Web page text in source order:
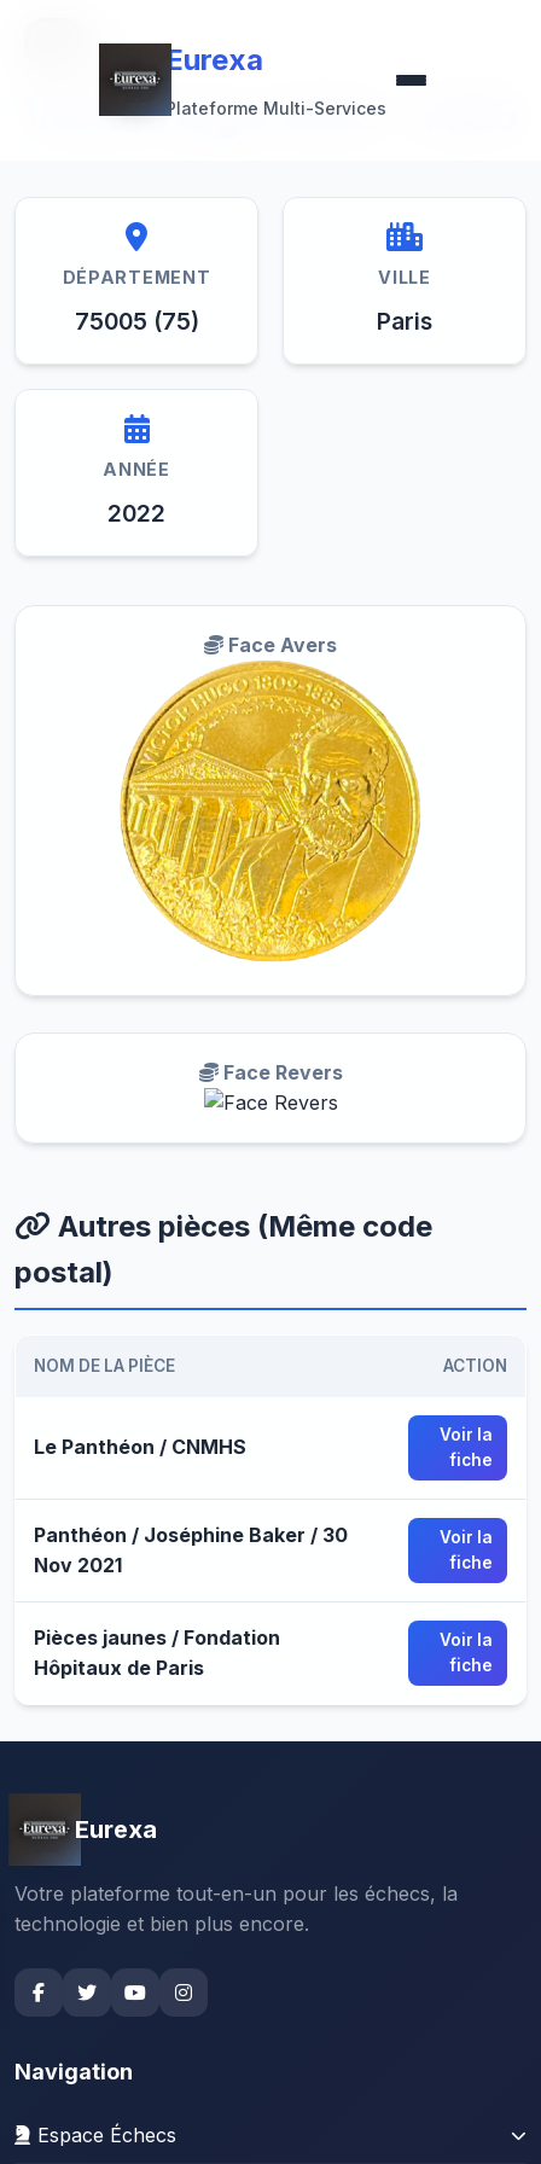
Eurexa
Eurexa
Plateforme Multi-Services
Victor Hugo 1802 - 1885
DÉPARTEMENT
75005 (75)
VILLE
Paris
ANNÉE
2022
Face Avers
Face Revers
Autres pièces (Même code
postal)
NOM DE LA PIÈCE ACTION
Le Panthéon / CNMHS
Voir la
fiche
Panthéon / Joséphine Baker / 30
Nov 2021
Voir la
fiche
Pièces jaunes / Fondation
Hôpitaux de Paris
Voir la
fiche
Eurexa
Votre plateforme tout-en-un pour les échecs, la
technologie et bien plus encore.
Navigation
Espace Échecs